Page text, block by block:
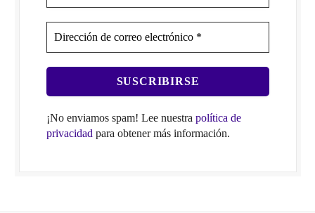
¡No enviamos spam! Lee nuestra política de
privacidadpara obtener más información.